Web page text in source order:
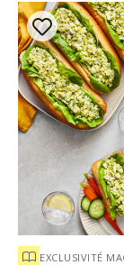
EXCLUSIVITÉ